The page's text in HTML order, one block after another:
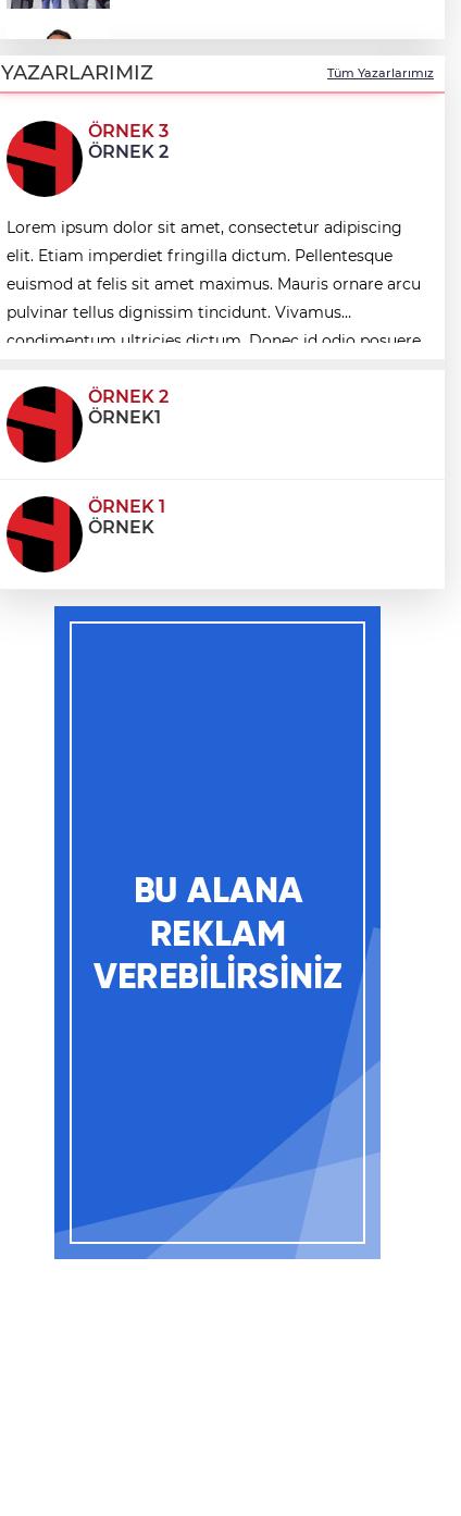
başlıyor
Lavantanın hikayesi başlıyor
İzmir Efes Selçuk'te engeller atölyelerle
aşılıyor
Kütahya Belediyesi'nden amatör spor
kulüplerine tam destek
YAZARLARIMIZ Tüm Yazarlarımız
ÖRNEK 3
ÖRNEK 2
Lorem ipsum dolor sit amet, consectetur adipiscing
elit. Etiam imperdiet fringilla dictum. Pellentesque
euismod at felis sit amet maximus. Mauris ornare arcu
pulvinar tellus dignissim tincidunt. Vivamus
condimentum ultricies dictum. Donec id odio posuere,
ÖRNEK 2
ÖRNEK1
ÖRNEK 1
ÖRNEK